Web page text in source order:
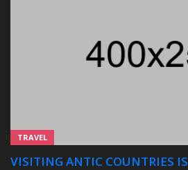
TRAVEL
VISITING ANTIC COUNTRIES